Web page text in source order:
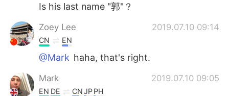
Is his last name "郭"？
Zoey Lee 2019.07.10 09:14
CN EN
@Mark haha, that's right.
Mark 2019.07.10 09:05
EN DE CNJPPH